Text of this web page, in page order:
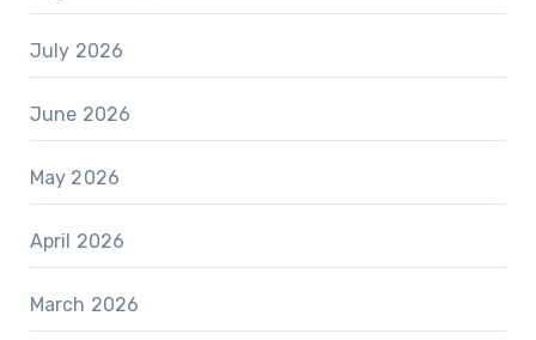
July 2026
June 2026
May 2026
April 2026
March 2026